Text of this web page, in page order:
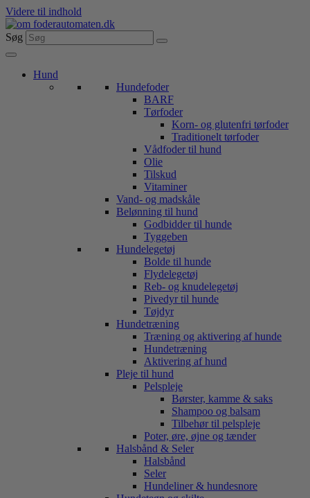
Videre til indhold
Søg
Hund
Hundefoder
BARF
Tørfoder
Korn- og glutenfri tørfoder
Traditionelt tørfoder
Vådfoder til hund
Olie
Tilskud
Vitaminer
Vand- og madskåle
Belønning til hund
Godbidder til hunde
Tyggeben
Hundelegetøj
Bolde til hunde
Flydelegetøj
Reb- og knudelegetøj
Pivedyr til hunde
Tøjdyr
Hundetræning
Træning og aktivering af hunde
Hundetræning
Aktivering af hund
Pleje til hund
Pelspleje
Børster, kamme & saks
Shampoo og balsam
Tilbehør til pelspleje
Poter, øre, øjne og tænder
Halsbånd & Seler
Halsbånd
Seler
Hundeliner & hundesnore